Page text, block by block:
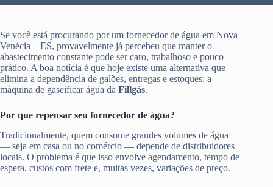
Se você está procurando por um fornecedor de água em Nova
Venécia – ES, provavelmente já percebeu que manter o
abastecimento constante pode ser caro, trabalhoso e pouco
prático. A boa notícia é que hoje existe uma alternativa que
elimina a dependência de galões, entregas e estoques: a
máquina de gaseificar água da Fillgás.
Por que repensar seu fornecedor de água?
Tradicionalmente, quem consome grandes volumes de água
— seja em casa ou no comércio — depende de distribuidores
locais. O problema é que isso envolve agendamento, tempo de
espera, custos com frete e, muitas vezes, variações de preço.